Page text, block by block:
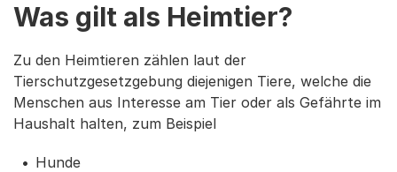
Was gilt als Heimtier?
Zu den Heimtieren zählen laut der
Tierschutzgesetzgebung diejenigen Tiere, welche die
Menschen aus Interesse am Tier oder als Gefährte im
Haushalt halten, zum Beispiel
Hunde